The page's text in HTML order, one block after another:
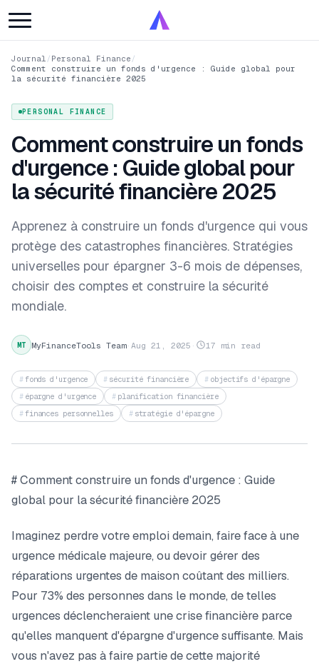
Journal / Personal Finance /
Comment construire un fonds d'urgence : Guide global pour
la sécurité financière 2025
PERSONAL FINANCE
Comment construire un fonds
d'urgence : Guide global pour
la sécurité financière 2025
Apprenez à construire un fonds d'urgence qui vous
protège des catastrophes financières. Stratégies
universelles pour épargner 3-6 mois de dépenses,
choisir des comptes et construire la sécurité
mondiale.
MT MyFinanceTools Team· Aug 21, 2025 · 17 min read
fonds d'urgence sécurité financière
objectifs d'épargne
épargne d'urgence
planification financière
finances personnelles
stratégie d'épargne
# Comment construire un fonds d'urgence : Guide
global pour la sécurité financière 2025
Imaginez perdre votre emploi demain, faire face à une
urgence médicale majeure, ou devoir gérer des
réparations urgentes de maison coûtant des milliers.
Pour 73% des personnes dans le monde, de telles
urgences déclencheraient une crise financière parce
qu'elles manquent d'épargne d'urgence suffisante. Mais
vous n'avez pas à faire partie de cette majorité